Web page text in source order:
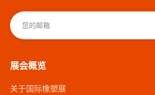
展会概览
关于国际橡塑展